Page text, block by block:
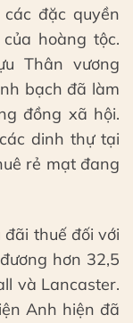
đặc quyền
hoàng tộc.
Thân vương
bạch đã làm
đồng xã hội.
dinh thự tại
rẻ mạt đang
đãi thuế đối với
hơn 32,5
và Lancaster.
Anh hiện đã